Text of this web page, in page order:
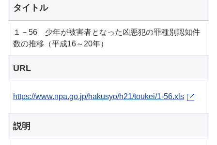
タイトル
１－56 少年が被害者となった凶悪犯の罪種別認知件
数の推移（平成16～20年）
URL
https://www.npa.go.jp/hakusyo/h21/toukei/1-56.xls
説明